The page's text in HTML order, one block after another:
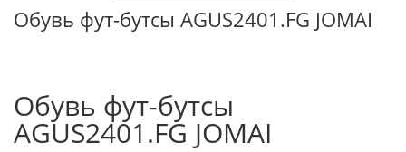
Обувь фут-бутсы AGUS2401.FG JOMAI
Обувь фут-бутсы
AGUS2401.FG JOMAI